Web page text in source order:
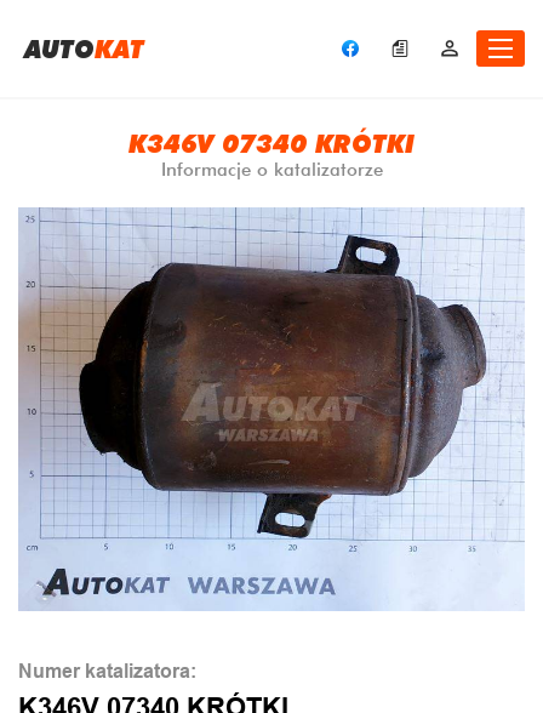
AUTOKAT
K346V 07340 KRÓTKI
Informacje o katalizatorze
Numer katalizatora: